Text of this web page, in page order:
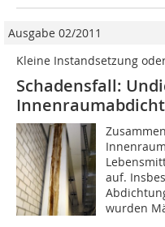
Ausgabe 02/2011
Kleine Instandsetzung
Schadensfall:
auf.
wurden